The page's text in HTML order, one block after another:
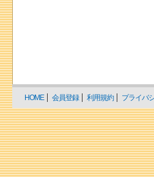
HOME 会員登録 利用規約 プライバ